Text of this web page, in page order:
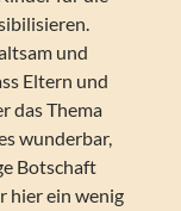
und
Eltern und
das Thema
wunderbar,
Botschaft
hier ein wenig